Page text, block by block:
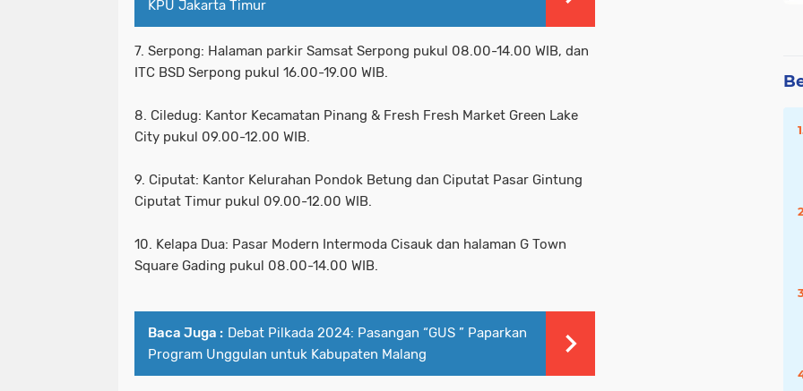
KPU Jakarta Timur
7. Serpong: Halaman parkir Samsat Serpong pukul 08.00-14.00 WIB, dan
ITC BSD Serpong pukul 16.00-19.00 WIB.
8. Ciledug: Kantor Kecamatan Pinang & Fresh Fresh Market Green Lake
City pukul 09.00-12.00 WIB.
9. Ciputat: Kantor Kelurahan Pondok Betung dan Ciputat Pasar Gintung
Ciputat Timur pukul 09.00-12.00 WIB.
10. Kelapa Dua: Pasar Modern Intermoda Cisauk dan halaman G Town
Square Gading pukul 08.00-14.00 WIB.
Baca Juga : Debat Pilkada 2024: Pasangan “GUS ” Paparkan
Program Unggulan untuk Kabupaten Malang